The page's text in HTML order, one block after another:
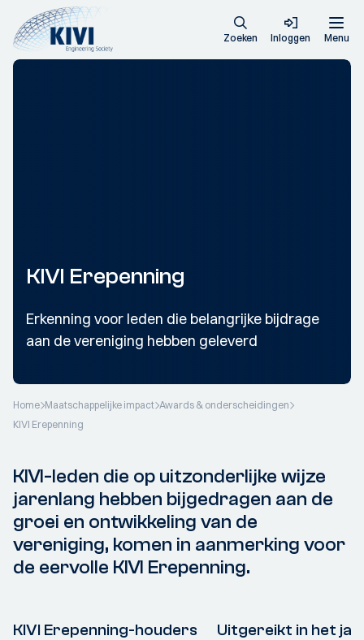
Zoeken Inloggen Menu
Home Maatschappelijke impact Awards & onderscheidingen
KIVI Erepenning
KIVI Erepenning
Erkenning voor leden die belangrijke bijdrage
aan de vereniging hebben geleverd
KIVI-leden die op uitzonderlijke wijze
jarenlang hebben bijgedragen aan de
groei en ontwikkeling van de
vereniging, komen in aanmerking voor
de eervolle KIVI Erepenning.
KIVI Erepenning-houders Uitgereikt in het